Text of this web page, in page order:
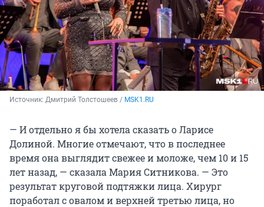
Источник: Дмитрий Толстошеев / MSK1.RU
— И отдельно я бы хотела сказать о Ларисе
Долиной. Многие отмечают, что в последнее
время она выглядит свежее и моложе, чем 10 и 15
лет назад, — сказала Мария Ситникова. — Это
результат круговой подтяжки лица. Хирург
поработал с овалом и верхней третью лица, но